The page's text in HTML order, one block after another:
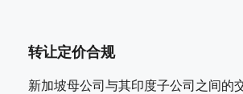
转让定价合规
新加坡母公司与其印度子公司之间的